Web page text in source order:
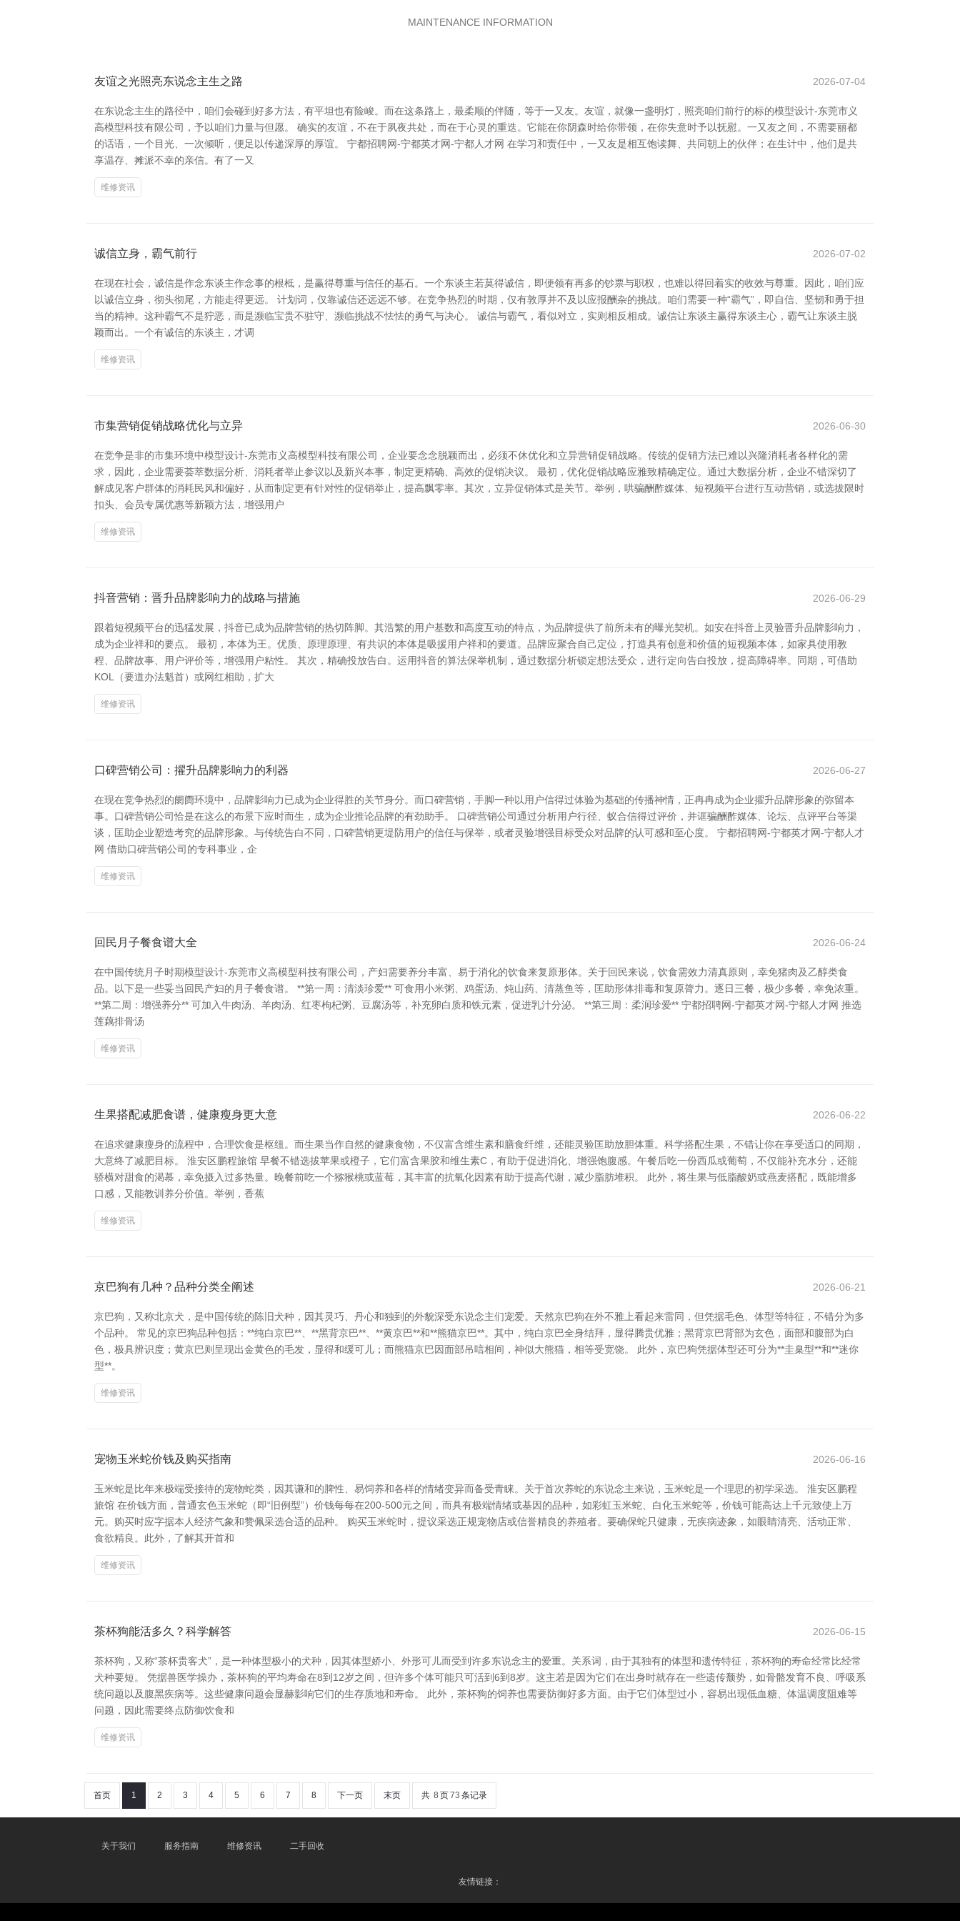
MAINTENANCE INFORMATION
友谊之光照亮东说念主生之路 2026-07-04
在东说念主生的路径中，咱们会碰到好多方法，有平坦也有险峻。而在这条路上，最柔顺的伴随，等于一又友。友谊，就像一盏明灯，照亮咱们前行的标的模型设计-东莞市义
高模型科技有限公司，予以咱们力量与但愿。 确实的友谊，不在于夙夜共处，而在于心灵的重迭。它能在你阴森时给你带领，在你失意时予以抚慰。一又友之间，不需要丽都
的话语，一个目光、一次倾听，便足以传递深厚的厚谊。 宁都招聘网-宁都英才网-宁都人才网 在学习和责任中，一又友是相互饱读舞、共同朝上的伙伴；在生计中，他们是共
享温存、摊派不幸的亲信。有了一又
维修资讯
诚信立身，霸气前行 2026-07-02
在现在社会，诚信是作念东谈主作念事的根柢，是赢得尊重与信任的基石。一个东谈主若莫得诚信，即便领有再多的钞票与职权，也难以得回着实的收效与尊重。因此，咱们应
以诚信立身，彻头彻尾，方能走得更远。 计划词，仅靠诚信还远远不够。在竞争热烈的时期，仅有敦厚并不及以应报酬杂的挑战。咱们需要一种“霸气”，即自信、坚韧和勇于担
当的精神。这种霸气不是狞恶，而是濒临宝贵不驻守、濒临挑战不怯怯的勇气与决心。 诚信与霸气，看似对立，实则相反相成。诚信让东谈主赢得东谈主心，霸气让东谈主脱
颖而出。一个有诚信的东谈主，才调
维修资讯
市集营销促销战略优化与立异 2026-06-30
在竞争是非的市集环境中模型设计-东莞市义高模型科技有限公司，企业要念念脱颖而出，必须不休优化和立异营销促销战略。传统的促销方法已难以兴隆消耗者各样化的需
求，因此，企业需要荟萃数据分析、消耗者举止参议以及新兴本事，制定更精确、高效的促销决议。 最初，优化促销战略应雅致精确定位。通过大数据分析，企业不错深切了
解成见客户群体的消耗民风和偏好，从而制定更有针对性的促销举止，提高飘零率。其次，立异促销体式是关节。举例，哄骗酬酢媒体、短视频平台进行互动营销，或选拔限时
扣头、会员专属优惠等新颖方法，增强用户
维修资讯
抖音营销：晋升品牌影响力的战略与措施 2026-06-29
跟着短视频平台的迅猛发展，抖音已成为品牌营销的热切阵脚。其浩繁的用户基数和高度互动的特点，为品牌提供了前所未有的曝光契机。如安在抖音上灵验晋升品牌影响力，
成为企业祥和的要点。 最初，本体为王。优质、原理原理、有共识的本体是吸援用户祥和的要道。品牌应聚合自己定位，打造具有创意和价值的短视频本体，如家具使用教
程、品牌故事、用户评价等，增强用户粘性。 其次，精确投放告白。运用抖音的算法保举机制，通过数据分析锁定想法受众，进行定向告白投放，提高障碍率。同期，可借助
KOL（要道办法魁首）或网红相助，扩大
维修资讯
口碑营销公司：擢升品牌影响力的利器 2026-06-27
在现在竞争热烈的阛阓环境中，品牌影响力已成为企业得胜的关节身分。而口碑营销，手脚一种以用户信得过体验为基础的传播神情，正冉冉成为企业擢升品牌形象的弥留本
事。口碑营销公司恰是在这么的布景下应时而生，成为企业推论品牌的有劲助手。 口碑营销公司通过分析用户行径、蚁合信得过评价，并诓骗酬酢媒体、论坛、点评平台等渠
谈，匡助企业塑造考究的品牌形象。与传统告白不同，口碑营销更堤防用户的信任与保举，或者灵验增强目标受众对品牌的认可感和至心度。 宁都招聘网-宁都英才网-宁都人才
网 借助口碑营销公司的专科事业，企
维修资讯
回民月子餐食谱大全 2026-06-24
在中国传统月子时期模型设计-东莞市义高模型科技有限公司，产妇需要养分丰富、易于消化的饮食来复原形体。关于回民来说，饮食需效力清真原则，幸免猪肉及乙醇类食
品。以下是一些妥当回民产妇的月子餐食谱。 **第一周：清淡珍爱** 可食用小米粥、鸡蛋汤、炖山药、清蒸鱼等，匡助形体排毒和复原膂力。逐日三餐，极少多餐，幸免浓重。
**第二周：增强养分** 可加入牛肉汤、羊肉汤、红枣枸杞粥、豆腐汤等，补充卵白质和铁元素，促进乳汁分泌。 **第三周：柔润珍爱** 宁都招聘网-宁都英才网-宁都人才网 推选
莲藕排骨汤
维修资讯
生果搭配减肥食谱，健康瘦身更大意 2026-06-22
在追求健康瘦身的流程中，合理饮食是枢纽。而生果当作自然的健康食物，不仅富含维生素和膳食纤维，还能灵验匡助放胆体重。科学搭配生果，不错让你在享受适口的同期，
大意终了减肥目标。 淮安区鹏程旅馆 早餐不错选拔苹果或橙子，它们富含果胶和维生素C，有助于促进消化、增强饱腹感。午餐后吃一份西瓜或葡萄，不仅能补充水分，还能
骄横对甜食的渴慕，幸免摄入过多热量。晚餐前吃一个猕猴桃或蓝莓，其丰富的抗氧化因素有助于提高代谢，减少脂肪堆积。 此外，将生果与低脂酸奶或燕麦搭配，既能增多
口感，又能教训养分价值。举例，香蕉
维修资讯
京巴狗有几种？品种分类全阐述 2026-06-21
京巴狗，又称北京犬，是中国传统的陈旧犬种，因其灵巧、丹心和独到的外貌深受东说念主们宠爱。天然京巴狗在外不雅上看起来雷同，但凭据毛色、体型等特征，不错分为多
个品种。 常见的京巴狗品种包括：**纯白京巴**、**黑背京巴**、**黄京巴**和**熊猫京巴**。其中，纯白京巴全身结拜，显得腾贵优雅；黑背京巴背部为玄色，面部和腹部为白
色，极具辨识度；黄京巴则呈现出金黄色的毛发，显得和缓可儿；而熊猫京巴因面部吊唁相间，神似大熊猫，相等受宽饶。 此外，京巴狗凭据体型还可分为**圭臬型**和**迷你
型**。
维修资讯
宠物玉米蛇价钱及购买指南 2026-06-16
玉米蛇是比年来极端受接待的宠物蛇类，因其谦和的脾性、易饲养和各样的情绪变异而备受青睐。关于首次养蛇的东说念主来说，玉米蛇是一个理思的初学采选。 淮安区鹏程
旅馆 在价钱方面，普通玄色玉米蛇（即“旧例型”）价钱每每在200-500元之间，而具有极端情绪或基因的品种，如彩虹玉米蛇、白化玉米蛇等，价钱可能高达上千元致使上万
元。购买时应字据本人经济气象和赞佩采选合适的品种。 购买玉米蛇时，提议采选正规宠物店或信誉精良的养殖者。要确保蛇只健康，无疾病迹象，如眼睛清亮、活动正常、
食欲精良。此外，了解其开首和
维修资讯
茶杯狗能活多久？科学解答 2026-06-15
茶杯狗，又称“茶杯贵客犬”，是一种体型极小的犬种，因其体型娇小、外形可儿而受到许多东说念主的爱重。关系词，由于其独有的体型和遗传特征，茶杯狗的寿命经常比经常
犬种要短。 凭据兽医学操办，茶杯狗的平均寿命在8到12岁之间，但许多个体可能只可活到6到8岁。这主若是因为它们在出身时就存在一些遗传颓势，如骨骼发育不良、呼吸系
统问题以及腹黑疾病等。这些健康问题会显赫影响它们的生存质地和寿命。 此外，茶杯狗的饲养也需要防御好多方面。由于它们体型过小，容易出现低血糖、体温调度阻难等
问题，因此需要终点防御饮食和
维修资讯
首页 1 2 3 4 5 6 7 8 下一页 末页 共 8 页73 条记录
关于我们 服务指南 维修资讯 二手回收
友情链接：